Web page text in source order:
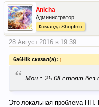
Anicha
Администратор
Команда ShopInfo
28 Август 2016 в 19:39
6a6Hik сказал(а): ↑
“ Мои с 25.08 стоят без
Это локальная проблема НП.